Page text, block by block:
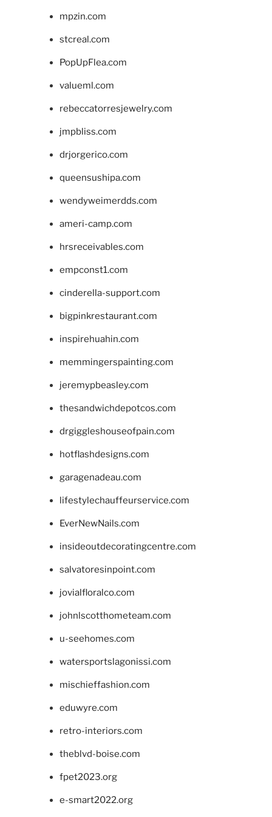
mpzin.com
stcreal.com
PopUpFlea.com
valueml.com
rebeccatorresjewelry.com
jmpbliss.com
drjorgerico.com
queensushipa.com
wendyweimerdds.com
ameri-camp.com
hrsreceivables.com
empconst1.com
cinderella-support.com
bigpinkrestaurant.com
inspirehuahin.com
memmingerspainting.com
jeremypbeasley.com
thesandwichdepotcos.com
drgiggleshouseofpain.com
hotflashdesigns.com
garagenadeau.com
lifestylechauffeurservice.com
EverNewNails.com
insideoutdecoratingcentre.com
salvatoresinpoint.com
jovialfloralco.com
johnlscotthometeam.com
u-seehomes.com
watersportslagonissi.com
mischieffashion.com
eduwyre.com
retro-interiors.com
theblvd-boise.com
fpet2023.org
e-smart2022.org